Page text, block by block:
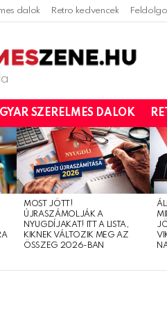
dalok Retro kedvencek
SZERELMES DALOK
MOST JÖTT!
ÚJRASZÁMOLJÁK A
NYUGDÍJAKAT! ITT A LISTA,
KIKNEK VÁLTOZIK MEG AZ
ÖSSZEG 2026-BAN